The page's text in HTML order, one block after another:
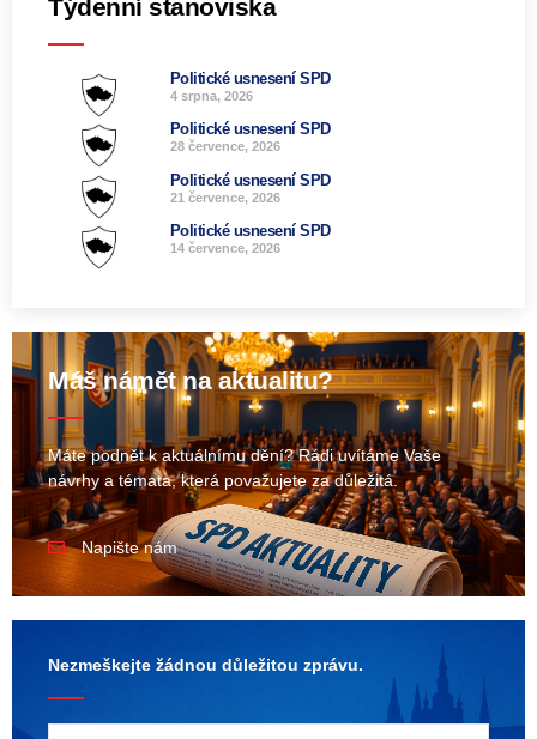
Týdenní stanoviska
Politické usnesení SPD
4 srpna, 2026
Politické usnesení SPD
28 července, 2026
Politické usnesení SPD
21 července, 2026
Politické usnesení SPD
14 července, 2026
Máš námět na aktualitu?
Máte podnět k aktuálnímu dění? Rádi uvítáme Vaše
návrhy a témata, která považujete za důležitá.
Napište nám
Nezmeškejte žádnou důležitou zprávu.